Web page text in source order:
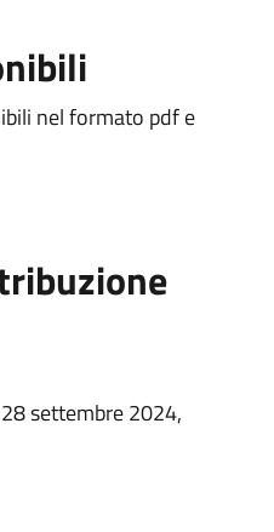
nel formato pdf e
settembre 2024,